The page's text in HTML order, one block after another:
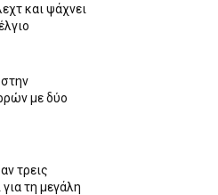
και ψάχνει
με δύο
τρεις
τη μεγάλη